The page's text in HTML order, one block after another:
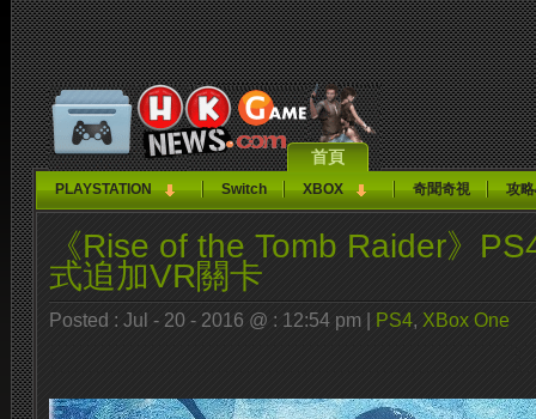
首頁
PLAYSTATION Switch XBOX 奇聞奇視 攻
《Rise of the Tomb Raider》
式追加VR關卡
Posted : Jul - 20 - 2016 @ : 12:54 pm | PS4, XBox One